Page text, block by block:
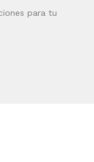
para tu